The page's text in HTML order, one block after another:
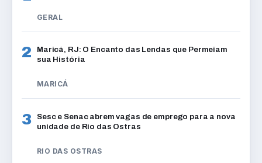
GERAL
2
Maricá, RJ: O Encanto das Lendas que Permeiam
sua História
MARICÁ
3
Sesc e Senac abrem vagas de emprego para a nova
unidade de Rio das Ostras
RIO DAS OSTRAS